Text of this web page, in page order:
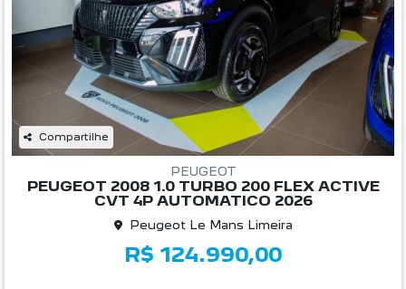
Compartilhe
PEUGEOT
PEUGEOT 2008 1.0 TURBO 200 FLEX ACTIVE
CVT 4P AUTOMATICO 2026
Peugeot Le Mans Limeira
R$ 124.990,00